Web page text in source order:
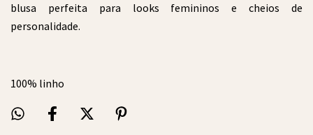
blusa perfeita para looks femininos e cheios de
personalidade.
100% linho